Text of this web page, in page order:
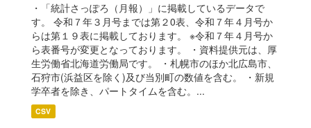
・「統計さっぽろ（月報）」に掲載しているデータで
す。 令和７年３月号までは第２0表、令和７年４月号か
らは第１９表に掲載しております。 ※令和７年４月号か
ら表番号が変更となっております。 ・資料提供元は、厚
生労働省北海道労働局です。 ・札幌市のほか北広島市、
石狩市(浜益区を除く)及び当別町の数値を含む。 ・新規
学卒者を除き、パートタイムを含む。...
CSV